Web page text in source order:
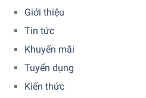
Giới thiệu
Tin tức
Khuyến mãi
Tuyển dụng
Kiến thức